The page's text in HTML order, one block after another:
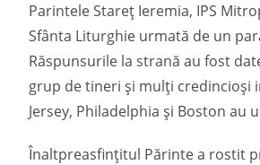
Parintele Stareț Ieremia, IPS
Sfânta Liturghie urmată de un
Răspunsurile la strană au fost
grup de tineri și mulți credincioși
Jersey, Philadelphia și Boston au
Înaltpreasfințitul Părinte a rostit